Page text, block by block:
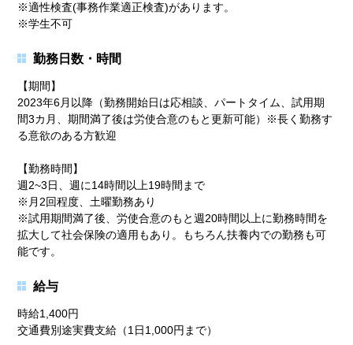
※適性検査(事務作業適正検査)があります。
※学生不可
勤務日数・時間
【期間】
2023年6月以降（勤務開始日は応相談、パートタイム、試用期
間3カ月、期間満了後は労使合意のもと更新可能）※長く勤務す
る意欲のある方歓迎
【勤務時間】
週2~3日、週に14時間以上19時間まで
※月2回程度、土曜勤務あり
※試用期間満了後、労使合意のもと週20時間以上に勤務時間を
拡大して社会保険の適用もあり。もちろん扶養内での勤務も可
能です。
給与
時給1,400円
交通費別途実費支給（1日1,000円まで）